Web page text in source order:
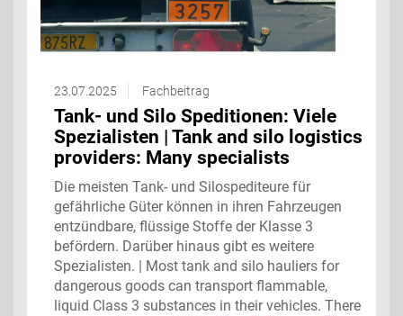
23.07.2025 Fachbeitrag
Tank- und Silo Speditionen: Viele
Spezialisten | Tank and silo logistics
providers: Many specialists
Die meisten Tank- und Silospediteure für
gefährliche Güter können in ihren Fahrzeugen
entzündbare, flüssige Stoffe der Klasse 3
befördern. Darüber hinaus gibt es weitere
Spezialisten. | Most tank and silo hauliers for
dangerous goods can transport flammable,
liquid Class 3 substances in their vehicles. There